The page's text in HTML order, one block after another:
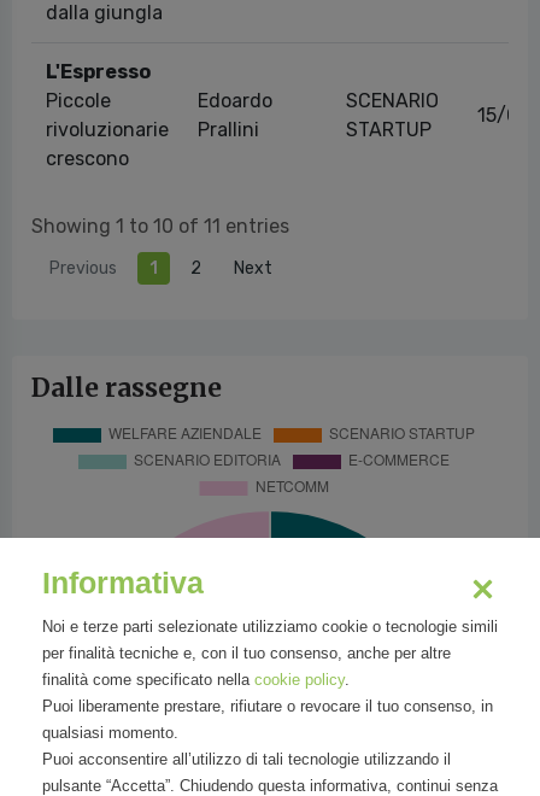
dalla giungla
L'Espresso
Piccole
rivoluzionarie
crescono
Edoardo
Prallini
SCENARIO
STARTUP
15/
Showing 1 to 10 of 11 entries
Previous 1 2 Next
Dalle rassegne
Informativa
Noi e terze parti selezionate utilizziamo cookie o tecnologie simili
per finalità tecniche e, con il tuo consenso, anche per altre
finalità come specificato nella cookie policy.
Puoi liberamente prestare, rifiutare o revocare il tuo consenso, in
qualsiasi momento.
Puoi acconsentire all’utilizzo di tali tecnologie utilizzando il
pulsante “Accetta”. Chiudendo questa informativa, continui senza